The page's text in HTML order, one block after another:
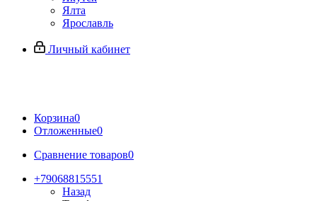
Ялта
Ярославль
Личный кабинет
Корзина0
Отложенные0
Сравнение товаров0
+79068815551
Назад